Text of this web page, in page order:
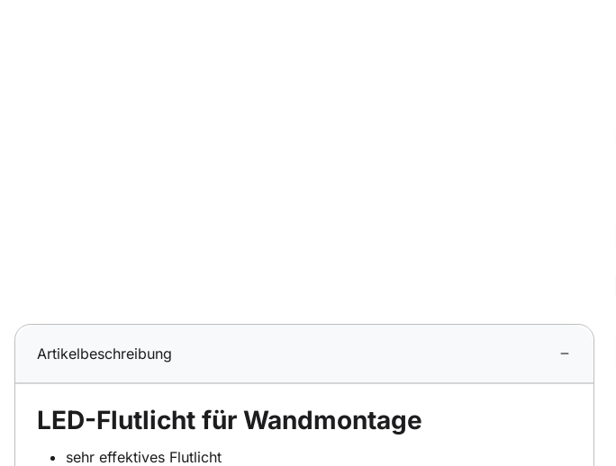
Artikelbeschreibung
LED-Flutlicht für Wandmontage
sehr effektives Flutlicht